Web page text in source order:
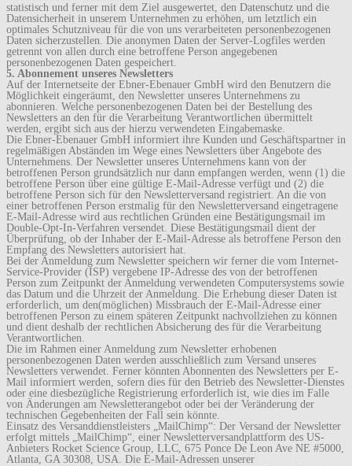
statistisch und ferner mit dem Ziel ausgewertet, den Datenschutz und die
Datensicherheit in unserem Unternehmen zu erhöhen, um letztlich ein
optimales Schutzniveau für die von uns verarbeiteten personenbezogenen
Daten sicherzustellen. Die anonymen Daten der Server-Logfiles werden
getrennt von allen durch eine betroffene Person angegebenen
personenbezogenen Daten gespeichert.
5. Abonnement unseres Newsletters
Auf der Internetseite der Ebner-Ebenauer GmbH wird den Benutzern die
Möglichkeit eingeräumt, den Newsletter unseres Unternehmens zu
abonnieren. Welche personenbezogenen Daten bei der Bestellung des
Newsletters an den für die Verarbeitung Verantwortlichen übermittelt
werden, ergibt sich aus der hierzu verwendeten Eingabemaske.
Die Ebner-Ebenauer GmbH informiert ihre Kunden und Geschäftspartner in
regelmäßigen Abständen im Wege eines Newsletters über Angebote des
Unternehmens. Der Newsletter unseres Unternehmens kann von der
betroffenen Person grundsätzlich nur dann empfangen werden, wenn (1) die
betroffene Person über eine gültige E-Mail-Adresse verfügt und (2) die
betroffene Person sich für den Newsletterversand registriert. An die von
einer betroffenen Person erstmalig für den Newsletterversand eingetragene
E-Mail-Adresse wird aus rechtlichen Gründen eine Bestätigungsmail im
Double-Opt-In-Verfahren versendet. Diese Bestätigungsmail dient der
Überprüfung, ob der Inhaber der E-Mail-Adresse als betroffene Person den
Empfang des Newsletters autorisiert hat.
Bei der Anmeldung zum Newsletter speichern wir ferner die vom Internet-
Service-Provider (ISP) vergebene IP-Adresse des von der betroffenen
Person zum Zeitpunkt der Anmeldung verwendeten Computersystems sowie
das Datum und die Uhrzeit der Anmeldung. Die Erhebung dieser Daten ist
erforderlich, um den(möglichen) Missbrauch der E-Mail-Adresse einer
betroffenen Person zu einem späteren Zeitpunkt nachvollziehen zu können
und dient deshalb der rechtlichen Absicherung des für die Verarbeitung
Verantwortlichen.
Die im Rahmen einer Anmeldung zum Newsletter erhobenen
personenbezogenen Daten werden ausschließlich zum Versand unseres
Newsletters verwendet. Ferner könnten Abonnenten des Newsletters per E-
Mail informiert werden, sofern dies für den Betrieb des Newsletter-Dienstes
oder eine diesbezügliche Registrierung erforderlich ist, wie dies im Falle
von Änderungen am Newsletterangebot oder bei der Veränderung der
technischen Gegebenheiten der Fall sein könnte.
Einsatz des Versanddienstleisters „MailChimp“: Der Versand der Newsletter
erfolgt mittels „MailChimp“, einer Newsletterversandplattform des US-
Anbieters Rocket Science Group, LLC, 675 Ponce De Leon Ave NE #5000,
Atlanta, GA 30308, USA. Die E-Mail-Adressen unserer